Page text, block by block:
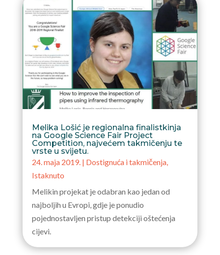
Melika Lošić je regionalna finalistkinja
na Google Science Fair Project
Competition, najvećem takmičenju te
vrste u svijetu.
24. maja 2019.| Dostignuća i takmičenja,
Istaknuto
Melikin projekat je odabran kao jedan od
najboljih u Evropi, gdje je ponudio
pojednostavljen pristup detekciji oštećenja
cijevi.